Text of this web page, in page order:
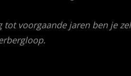
tot voorgaande jaren ben je